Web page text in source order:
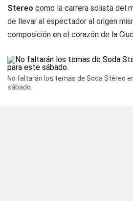
Stereo como la carrera solista del
de llevar al espectador al origen
composición en el corazón de la
No faltarán los temas de Soda Stéreo
sábado.